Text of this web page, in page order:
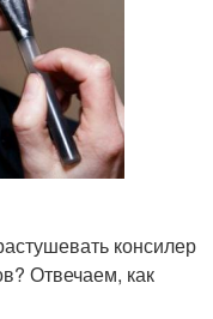
консилер
Отвечаем, как